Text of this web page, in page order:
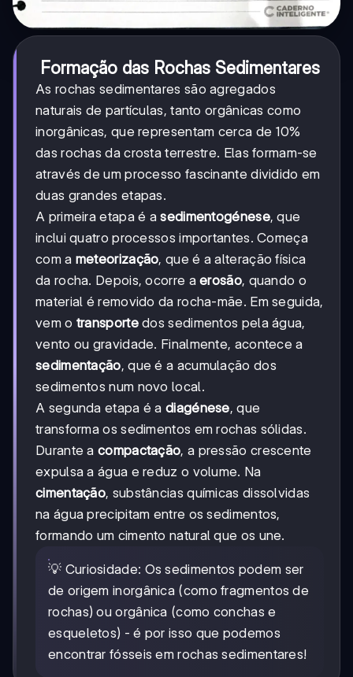
Formação das Rochas Sedimentares
As rochas sedimentares são agregados
naturais de partículas, tanto orgânicas como
inorgânicas, que representam cerca de 10%
das rochas da crosta terrestre. Elas formam-se
através de um processo fascinante dividido em
duas grandes etapas.
A primeira etapa é asedimentogénese, que
inclui quatro processos importantes. Começa
com a meteorização, que é a alteração física
da rocha. Depois, ocorre aerosão, quando o
material é removido da rocha-mãe. Em seguida,
vem o transportedos sedimentos pela água,
vento ou gravidade. Finalmente, acontece a
sedimentação, que é a acumulação dos
sedimentos num novo local.
A segunda etapa é a diagénese, que
transforma os sedimentos em rochas sólidas.
Durante acompactação, a pressão crescente
expulsa a água e reduz o volume. Na
cimentação, substâncias químicas dissolvidas
na água precipitam entre os sedimentos,
formando um cimento natural que os une.
💡 Curiosidade: Os sedimentos podem ser
de origem inorgânica (como fragmentos de
rochas) ou orgânica (como conchas e
esqueletos) - é por isso que podemos
encontrar fósseis em rochas sedimentares!